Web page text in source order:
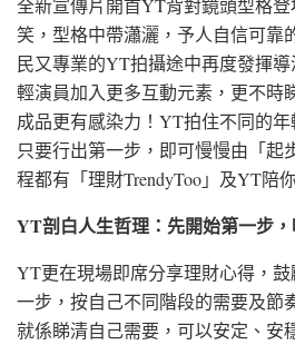
全新宣傳片開首YT背對鏡頭型格
笑，型格中帶瀟灑，予人自信可靠
民又專業的YT拍攝途中再度發揮
輕演員加入更多互動元素，更不時
成品更有感染力！YT拍住不同的年
只要行出第一步，即可慢慢由「起
程都有「理財TrendyToo」及YT陪
YT剖白人生哲理：先開始第一步
YT更在現場即席分享理財心得，
一步，按自己不同階段的需要及節
就係睇清自己需要，可以安定、安